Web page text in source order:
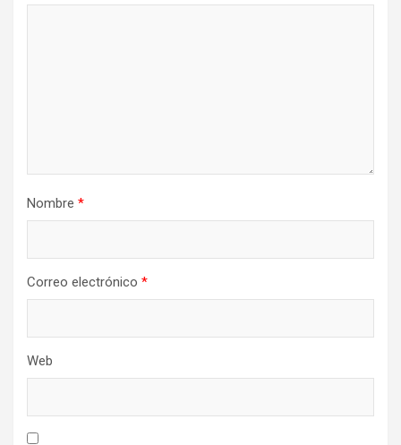
Nombre *
Correo electrónico *
Web